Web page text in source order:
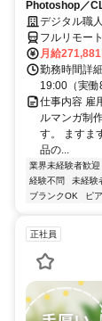
Photoshop／
デジタル職
フルリモート
月給
勤務時間詳
19:00（実働
仕事内容 雇
ルマンガ制
す。 ますま
品の...
業界未経験者歓迎
経験不問
未経験
ブランクOK
ピ
正社員